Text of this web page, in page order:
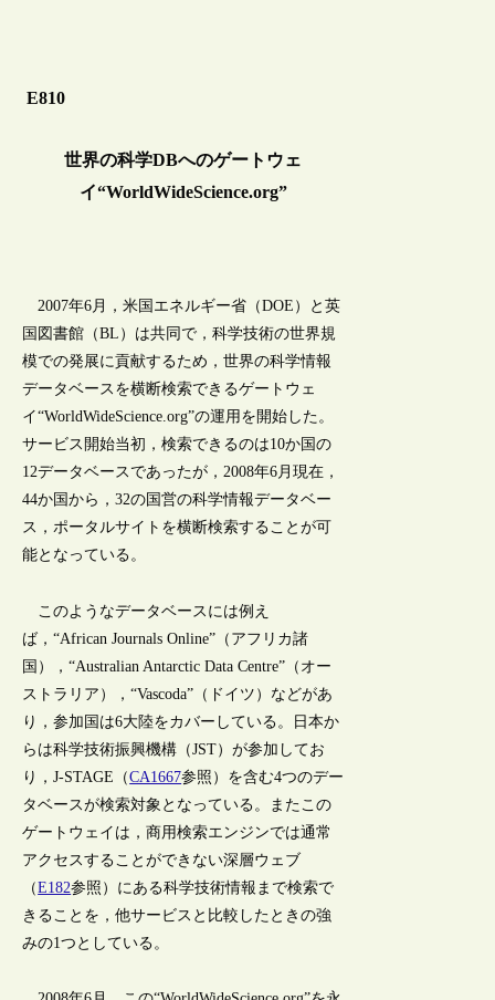
E810
世界の科学DBへのゲートウェ
イ“WorldWideScience.org”
2007年6月，米国エネルギー省（DOE）と英
国図書館（BL）は共同で，科学技術の世界規
模での発展に貢献するため，世界の科学情報
データベースを横断検索できるゲートウェ
イ“WorldWideScience.org”の運用を開始した。
サービス開始当初，検索できるのは10か国の
12データベースであったが，2008年6月現在，
44か国から，32の国営の科学情報データベー
ス，ポータルサイトを横断検索することが可
能となっている。
このようなデータベースには例え
ば，“African Journals Online”（アフリカ諸
国），“Australian Antarctic Data Centre”（オー
ストラリア），“Vascoda”（ドイツ）などがあ
り，参加国は6大陸をカバーしている。日本か
らは科学技術振興機構（JST）が参加してお
り，J-STAGE（CA1667参照）を含む4つのデー
タベースが検索対象となっている。またこの
ゲートウェイは，商用検索エンジンでは通常
アクセスすることができない深層ウェブ
（E182参照）にある科学技術情報まで検索で
きることを，他サービスと比較したときの強
みの1つとしている。